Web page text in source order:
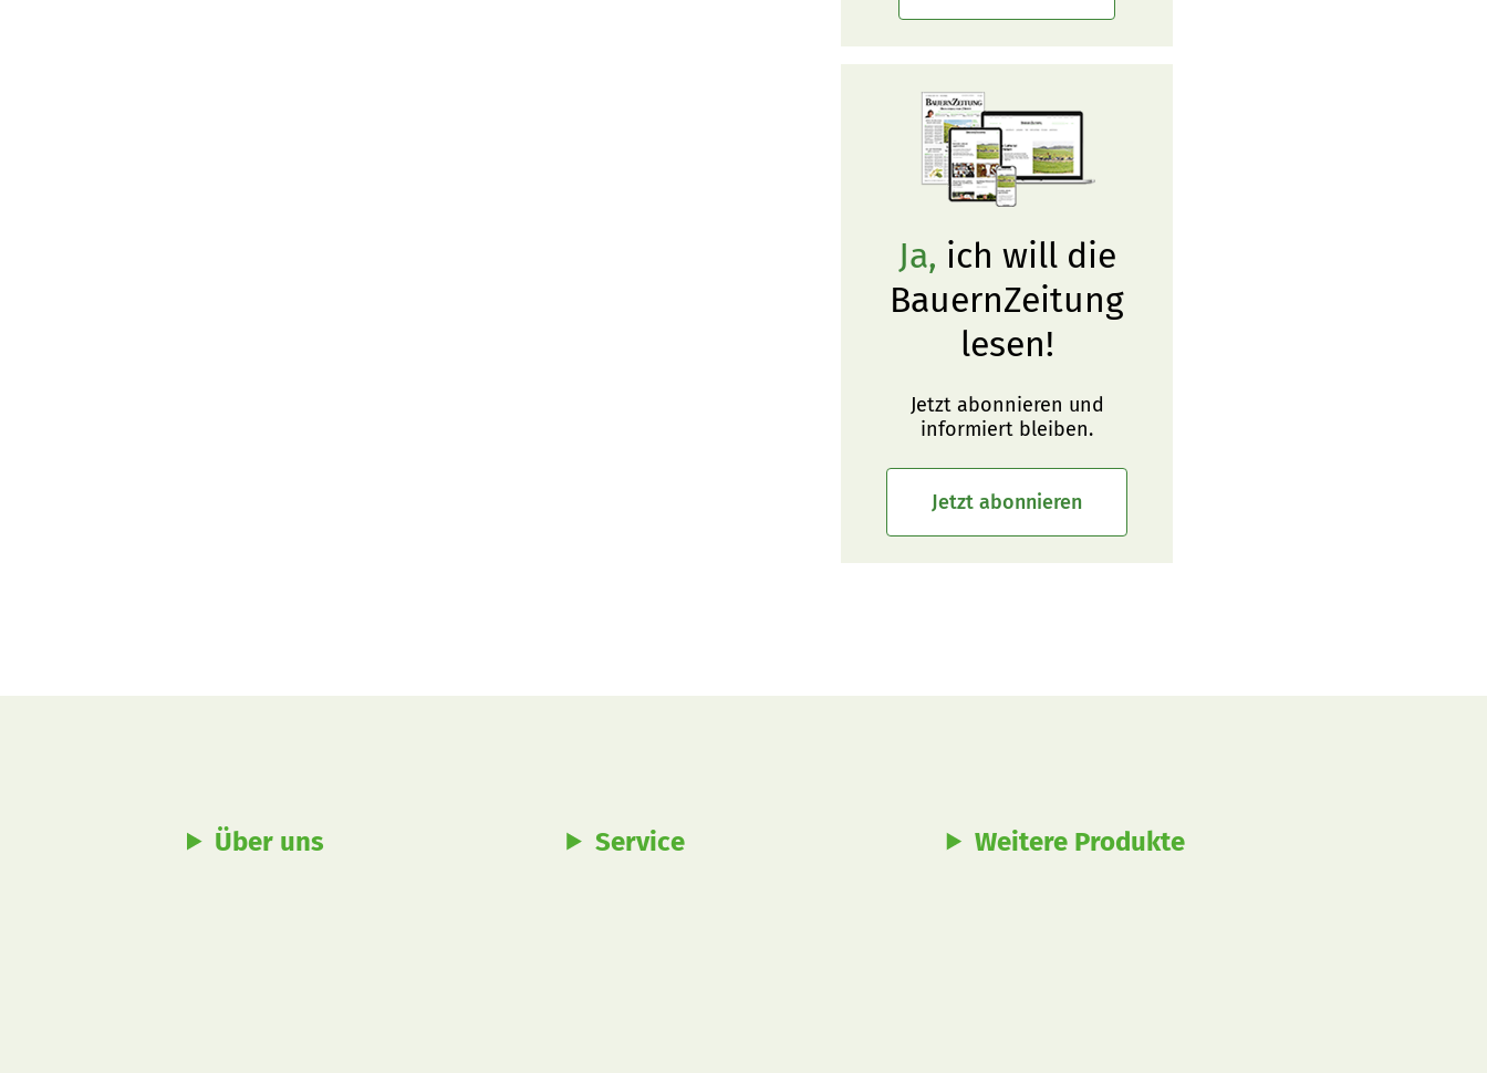
Ja, ich will die
BauernZeitung
lesen!
Jetzt abonnieren und
informiert bleiben.
Jetzt abonnieren
Über uns Service Weitere Produkte